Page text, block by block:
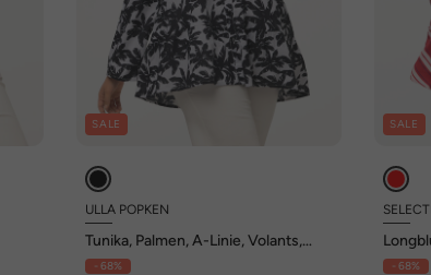
SALE
ULLA POPKEN
Tunika, Palmen, A-Linie, Volants,
Rundhals, Langarm
- 68%
SALE
- 68%